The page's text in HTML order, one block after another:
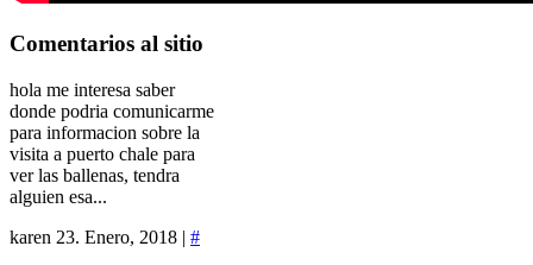
Comentarios al sitio
hola me interesa saber
donde podria comunicarme
para informacion sobre la
visita a puerto chale para
ver las ballenas, tendra
alguien esa...
karen 23. Enero, 2018 | #